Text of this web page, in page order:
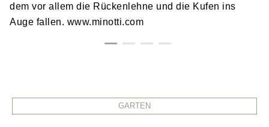
dem vor allem die Rückenlehne und die Kufen ins
Auge fallen. www.minotti.com
GARTEN